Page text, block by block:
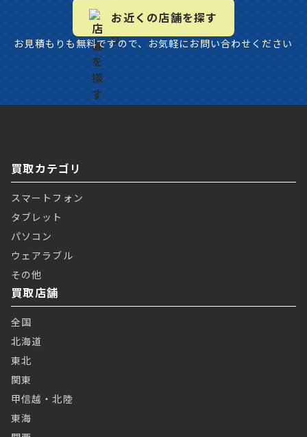
お近くの店舗を探す
お見積もりも無料ですので、お気軽にお問い合わせください
買取カテゴリ
スマートフォン
タブレット
パソコン
ウェアラブル
その他
買取店舗
全国
北海道
東北
関東
甲信越・北陸
東海